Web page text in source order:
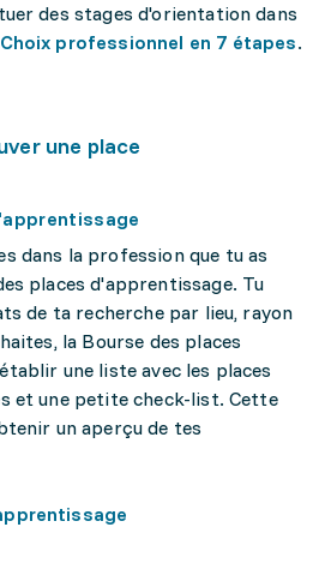
des stages d'orientation dans
Choix professionnel en 7 étapes.
une place
dans la profession que tu as
places d'apprentissage. Tu
de ta recherche par lieu, rayon
la Bourse des places
une liste avec les places
et une petite check-list. Cette
un aperçu de tes